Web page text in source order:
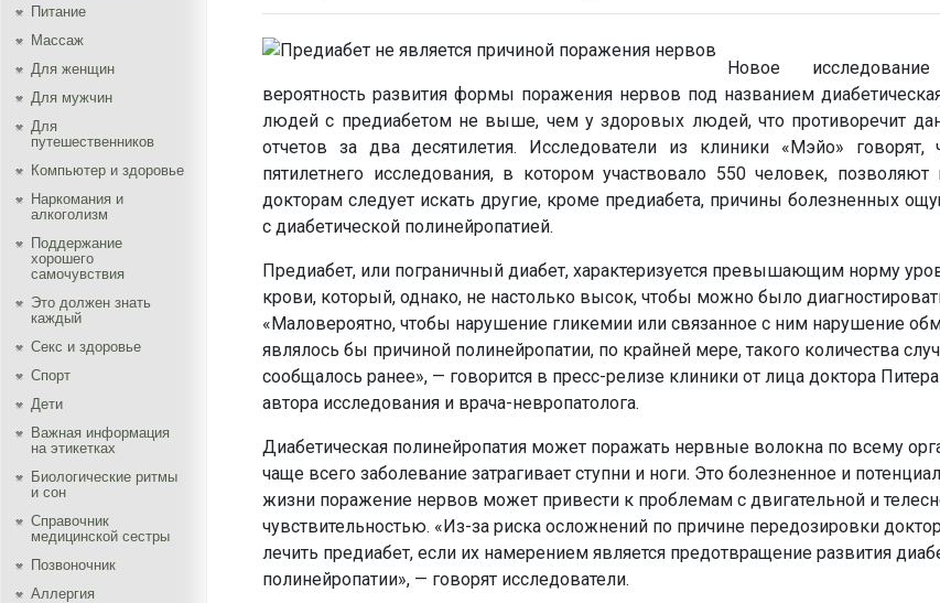
Питание
Массаж
Для женщин
Для мужчин
Для
путешественников
Компьютер и здоровье
Наркомания и
алкоголизм
Поддержание
хорошего
самочувствия
Это должен знать
каждый
Секс и здоровье
Спорт
Дети
Важная информация
на этикетках
Биологические ритмы
и сон
Справочник
медицинской сестры
Позвоночник
Аллергия
Новое
вероятность развития формы поражения нервов под названием
людей с предиабетом не выше, чем у здоровых людей, что противоречит
отчетов за два десятилетия. Исследователи из клиники «Мэйо» говорят,
пятилетнего исследования, в котором участвовало 550 человек, позволяют
докторам следует искать другие, кроме предиабета, причины болезненных
с диабетической полинейропатией.
Предиабет, или пограничный диабет, характеризуется превышающим норму
крови, который, однако, не настолько высок, чтобы можно было
«Маловероятно, чтобы нарушение гликемии или связанное с ним нарушение
являлось бы причиной полинейропатии, по крайней мере, такого количества
сообщалось ранее», — говорится в пресс-релизе клиники от лица доктора
автора исследования и врача-невропатолога.
Диабетическая полинейропатия может поражать нервные волокна по всему
чаще всего заболевание затрагивает ступни и ноги. Это болезненное и
жизни поражение нервов может привести к проблемам с двигательной и
чувствительностью. «Из-за риска осложнений по причине передозировки
лечить предиабет, если их намерением является предотвращение развития
полинейропатии», — говорят исследователи.